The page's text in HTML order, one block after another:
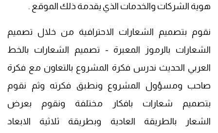
هوية الشركات والخدمات الذي يقدمة ذلك الموقع .
نقوم بتصميم الشعارات الاحترافية من خلال تصميم
الشعارات بالرموز المعبرة - تصميم الشعارات بالخط
العربي الحديث ندرس فكرة المشروع بالتعاون مع فكرة
صاحب ومسؤول المشروع ونطبق فكرته وثم نقوم
بتصميم شعارات بافكار مختلفة ونقوم بعرض
الشعار بالطريقة العادية وبطريقة ثلاثية الابعاد